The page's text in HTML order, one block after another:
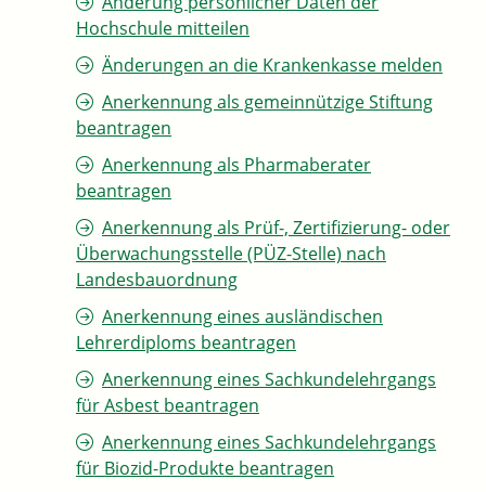
Hochschule mitteilen
Änderungen an die Krankenkasse melden
Anerkennung als gemeinnützige Stiftung
beantragen
Anerkennung als Pharmaberater
beantragen
Anerkennung als Prüf-, Zertifizierung- oder
Überwachungsstelle (PÜZ-Stelle) nach
Landesbauordnung
Anerkennung eines ausländischen
Lehrerdiploms beantragen
Anerkennung eines Sachkundelehrgangs
für Asbest beantragen
Anerkennung eines Sachkundelehrgangs
für Biozid-Produkte beantragen